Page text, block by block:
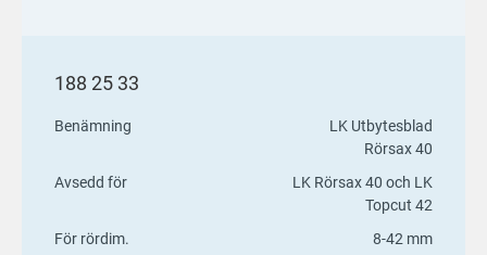
188 25 33
Benämning
LK Utbytesblad
Rörsax 40
Avsedd för
LK Rörsax 40 och LK
Topcut 42
För rördim.
8-42 mm